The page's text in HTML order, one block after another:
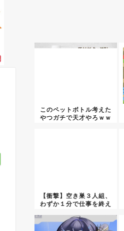
このペットボトル考えた
やつガチで天才やろｗｗ
【衝撃】空き巣３人組、
わずか１分で仕事を終え